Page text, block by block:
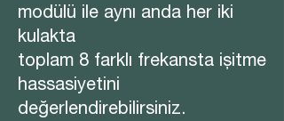
modülü ile aynı anda her iki
kulakta
toplam 8 farklı frekansta işitme
hassasiyetini
değerlendirebilirsiniz.